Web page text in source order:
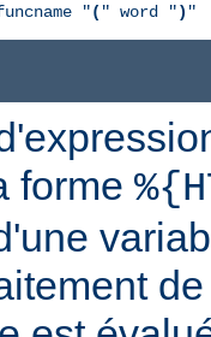
"( " word ") "
forme